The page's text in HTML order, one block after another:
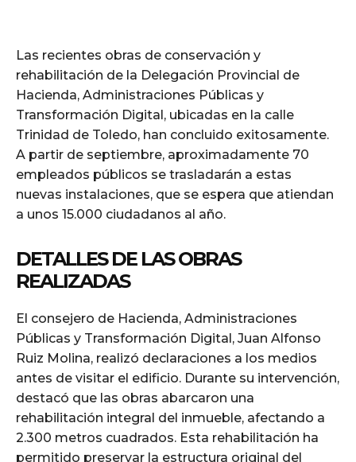
Las recientes obras de conservación y
rehabilitación de la Delegación Provincial de
Hacienda, Administraciones Públicas y
Transformación Digital, ubicadas en la calle
Trinidad de Toledo, han concluido exitosamente.
A partir de septiembre, aproximadamente 70
empleados públicos se trasladarán a estas
nuevas instalaciones, que se espera que atiendan
a unos 15.000 ciudadanos al año.
DETALLES DE LAS OBRAS
REALIZADAS
El consejero de Hacienda, Administraciones
Públicas y Transformación Digital, Juan Alfonso
Ruiz Molina, realizó declaraciones a los medios
antes de visitar el edificio. Durante su intervención,
destacó que las obras abarcaron una
rehabilitación integral del inmueble, afectando a
2.300 metros cuadrados. Esta rehabilitación ha
permitido preservar la estructura original del